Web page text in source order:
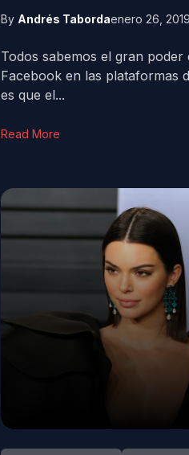
By Andrés Tabordaenero 26, 2019
Todos sabemos el gran poder
Facebook en las plataformas
es que el...
Read More